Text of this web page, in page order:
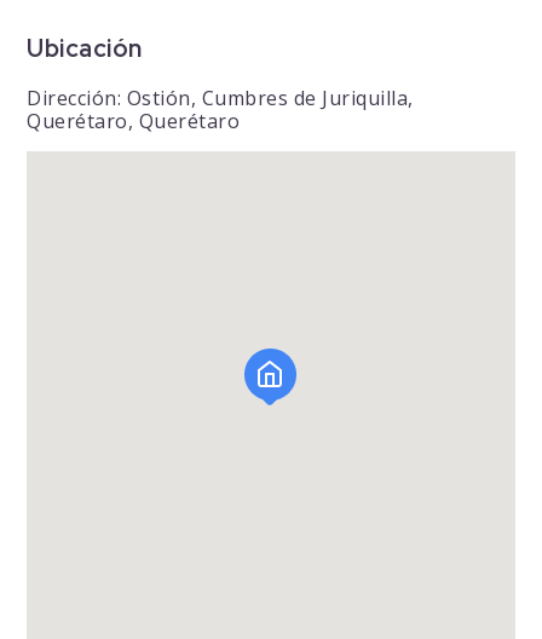
Ubicación
Dirección: Ostión, Cumbres de Juriquilla,
Querétaro, Querétaro